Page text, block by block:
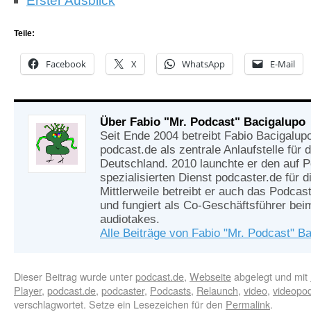
Teile:
Facebook X WhatsApp E-Mail
Über Fabio "Mr. Podcast" Bacigalupo
Seit Ende 2004 betreibt Fabio
podcast.de als zentrale Anlaufstelle für
Deutschland. 2010 launchte er den auf
spezialisierten Dienst podcaster.de für
Mittlerweile betreibt er auch das
und fungiert als Co-Geschäftsführer
audiotakes.
Alle Beiträge von Fabio "Mr. Podcast"
Dieser Beitrag wurde unterpodcast.de, Webseiteabgelegt und mit
Player, podcast.de, podcaster, Podcasts, Relaunch, video,
verschlagwortet. Setze ein Lesezeichen für den Permalink.